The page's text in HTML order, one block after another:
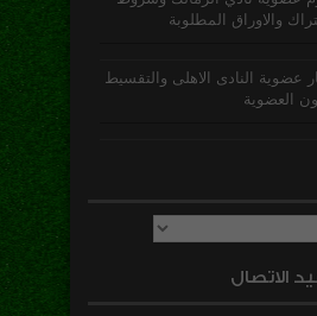
والاوراق المطلوبة
عضوية النادى الاهلى والتقسيط
العضوية
الاتصال